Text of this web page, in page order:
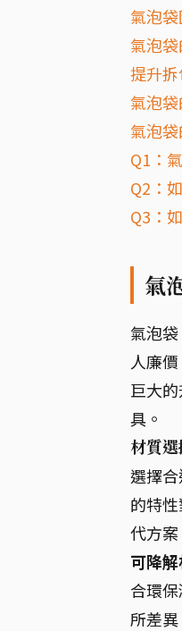
氣泡
氣泡
提升
氣泡
氣泡
Q1：
Q2：
Q3：
氣
氣泡
人廉
巨大
具。
材質
選擇
的特
代方案
可降解
合環
所差